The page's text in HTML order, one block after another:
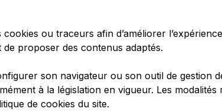
cookies ou traceurs afin d’améliorer
proposer des contenus adaptés.
son navigateur ou son outil de gestion
à la législation en vigueur. Les modalités
de cookies du site.